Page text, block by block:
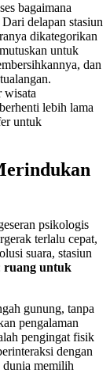
bagaimana
delapan stasiun
dikategorikan
untuk
dan
wisata
lebih lama
untuk
psikologis
terlalu cepat,
suara, stasiun
ruang untuk
gunung, tanpa
pengalaman
pengingat fisik
dengan
dunia memilih